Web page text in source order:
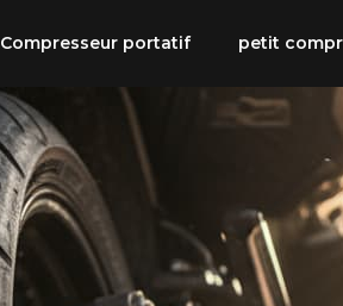
Compresseur portatif petit